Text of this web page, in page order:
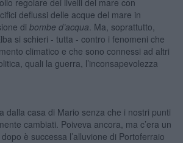
deflussi delle acque del mare in
di bombe d’acqua . Ma, soprattutto,
si schieri - tutta - contro i fenomeni che
climatico e che sono connessi ad altri
quali la guerra, l’inconsapevolezza
dalla casa di Mario senza che i nostri punti
cambiati. Poiveva ancora, ma c’era un
è successa l’alluvione di Portoferraio